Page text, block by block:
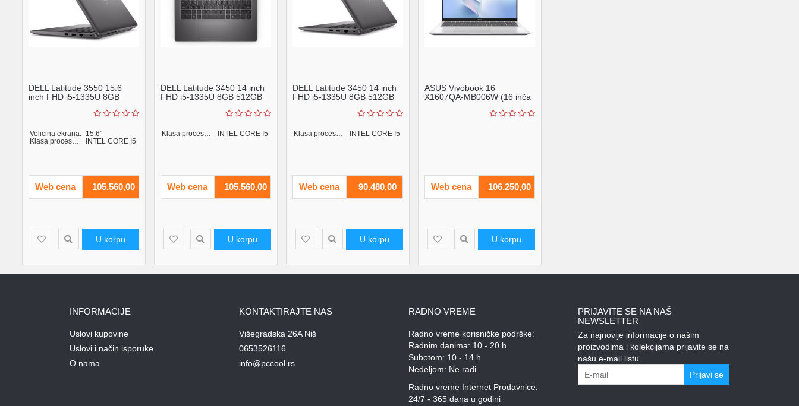
DELL Latitude 3550 15.6
inch FHD i5-1335U 8GB
Veličina ekrana: 15.6"
Klasa procesora:
INTEL CORE I5
Web cena 105.560,00
U korpu
DELL Latitude 3450 14 inch
FHD i5-1335U 8GB 512GB
Klasa procesora: INTEL CORE I5
Web cena 105.560,00
U korpu
DELL Latitude 3450 14 inch
FHD i5-1335U 8GB 512GB
Klasa procesora: INTEL CORE I5
Web cena 90.480,00
U korpu
ASUS Vivobook 16
X1607QA-MB006W (16 inča
Web cena 106.250,00
U korpu
INFORMACIJE
Uslovi kupovine
Uslovi i način isporuke
O nama
KONTAKTIRAJTE NAS
Višegradska 26A Niš
0653526116
info@pccool.rs
RADNO VREME
Radno vreme korisničke podrške:
Radnim danima: 10 - 20 h
Subotom: 10 - 14 h
Nedeljom: Ne radi
Radno vreme Internet Prodavnice:
24/7 - 365 dana u godini
PRIJAVITE SE NA NAŠ
NEWSLETTER
Za najnovije informacije o našim
proizvodima i kolekcijama prijavite se na
našu e-mail listu.
Prijavi se